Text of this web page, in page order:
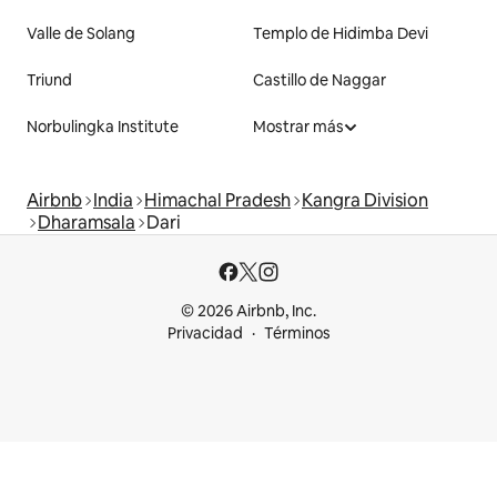
Valle de Solang Templo de Hidimba Devi
Triund Castillo de Naggar
Norbulingka Institute Mostrar más
Airbnb India Himachal Pradesh Kangra Division
Dharamsala Dari
© 2026 Airbnb, Inc.
Privacidad
Términos